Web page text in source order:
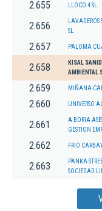
2.655 LLOCO 4 SL
2.656
SL
2.657 PALOMA
2.658
KISAL
AMBIENTAL
2.659 MIÑANA-
2.660 UNIVERSO
2.661
A BORIA
GESTION
2.662 FRIO
2.663
PANKA
SOCIEDAD